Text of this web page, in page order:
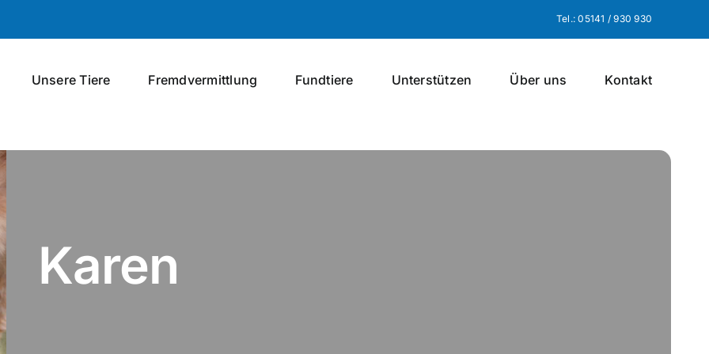
Tel.: 05141 / 930 930
Unsere Tiere Fremdvermittlung Fundtiere Unterstützen Über uns Kontakt
Karen